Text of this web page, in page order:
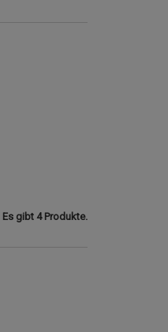
Es gibt 4 Produkte.